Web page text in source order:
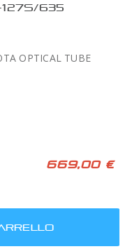
127S/635
OPTICAL TUBE
669,00 €